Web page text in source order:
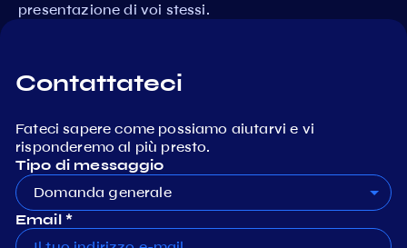
presentazione di voi stessi.
Contattateci
Fateci sapere come possiamo aiutarvi e vi
risponderemo al più presto.
Tipo di messaggio
Domanda generale
Email *